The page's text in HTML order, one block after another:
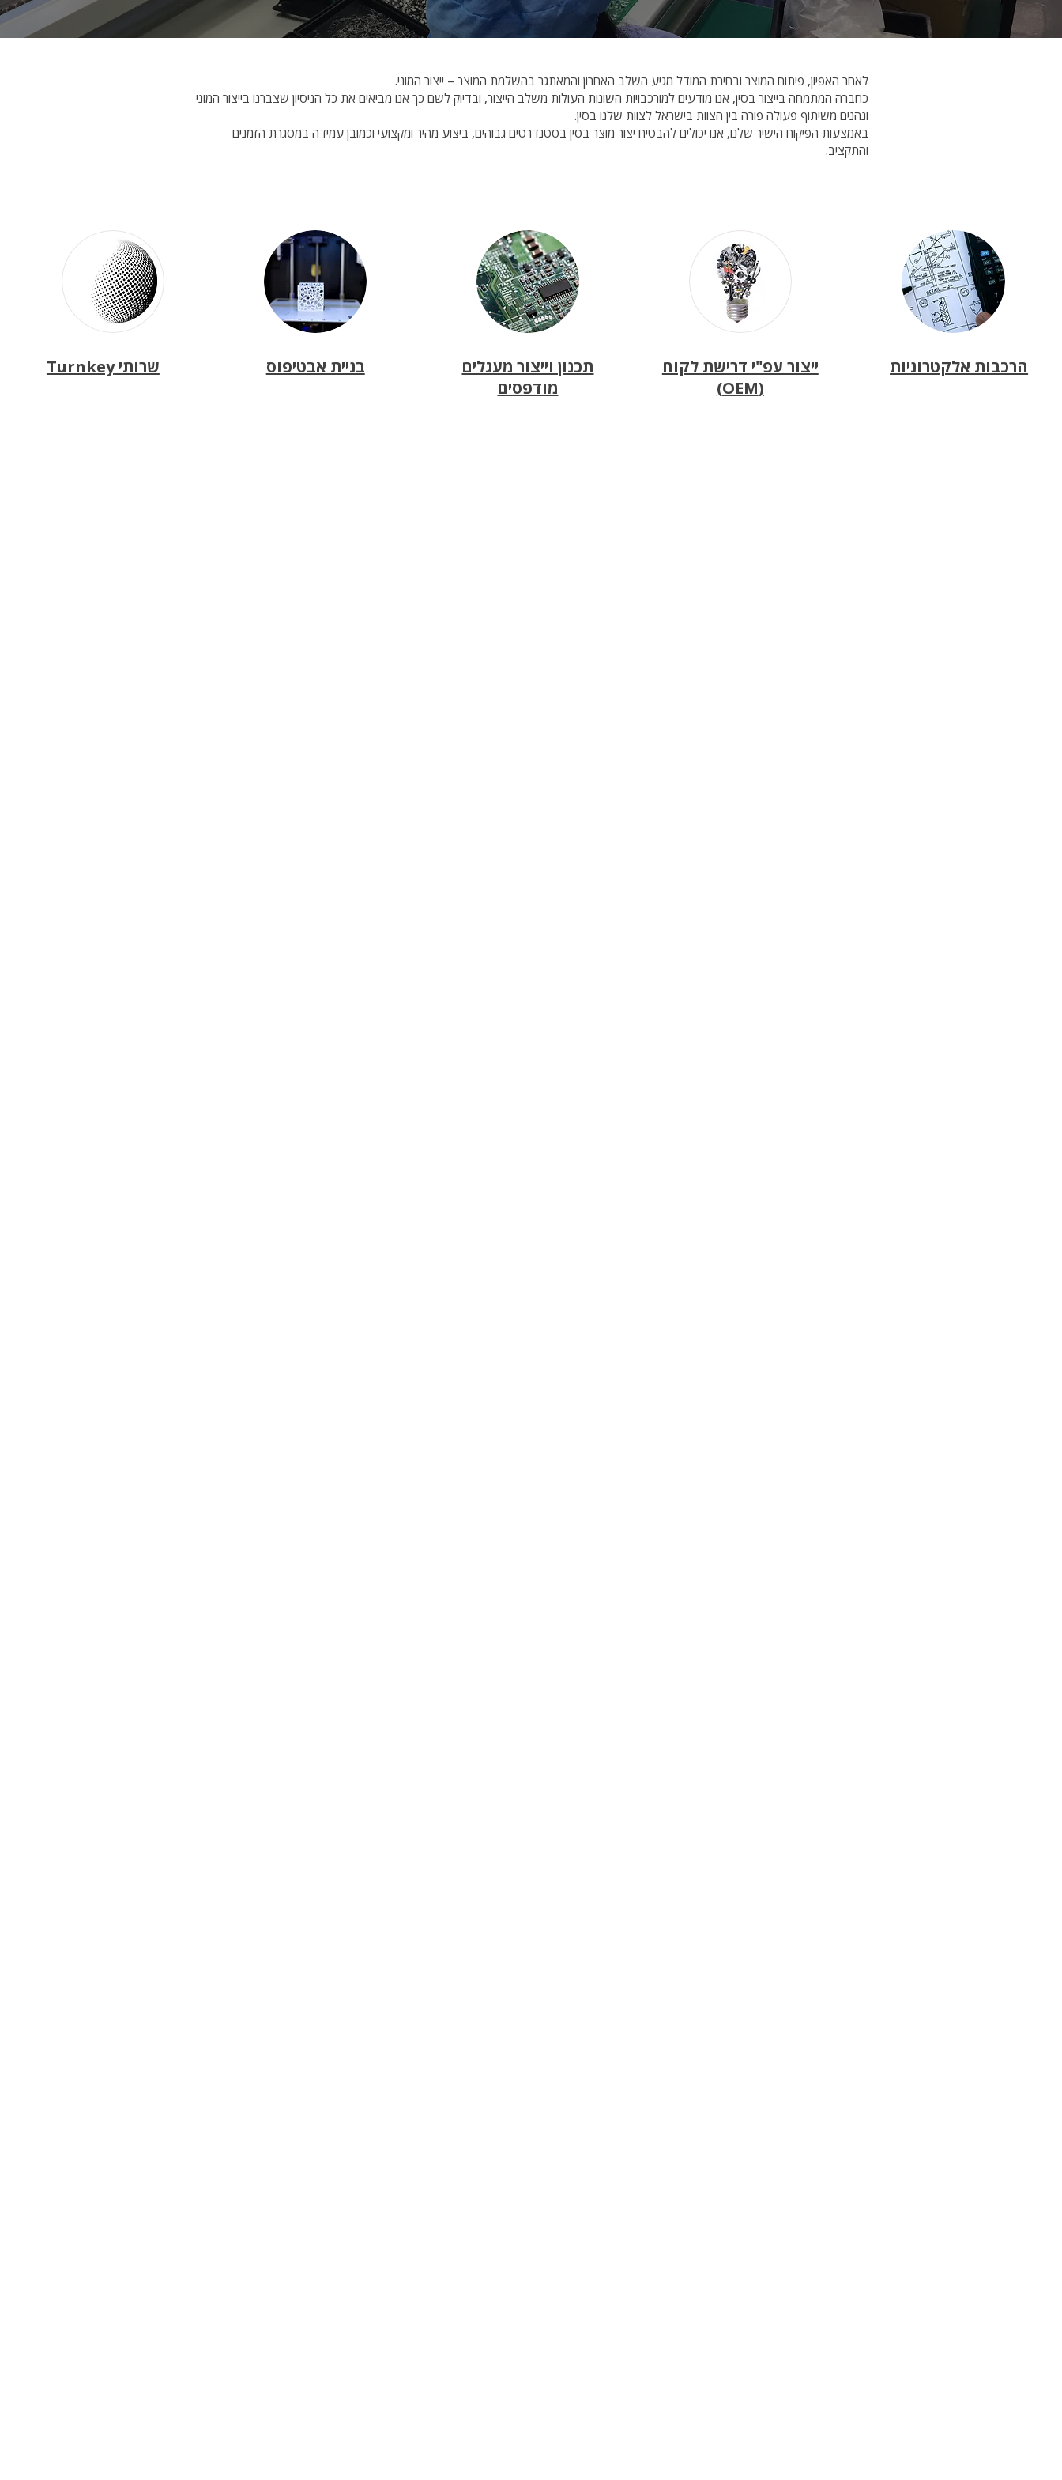
שרותיTurnkey בניית אבטיפוס
תכנון וייצור מעגלים
מודפסים
ייצור עפ"י דרישת לקוח
(OEM)
הרכבות אלקטרוניות
לאחר האפיון, פיתוח המוצר ובחירת המודל מגיע השלב האחרון והמאתגר בהשלמת המוצר – ייצור המוני.
כחברה המתמחה בייצור בסין, אנו מודעים למורכבויות השונות העולות משלב הייצור, ובדיוק לשם כך אנו מביאים את כל הניסיון שצברנו בייצור המוני
ונהנים משיתוף פעולה פורה בין הצוות בישראל לצוות שלנו בסין.
באמצעות הפיקוח הישיר שלנו, אנו יכולים להבטיח יצור מוצר בסין בסטנדרטים גבוהים, ביצוע מהיר ומקצועי וכמובן עמידה במסגרת הזמנים
והתקציב.